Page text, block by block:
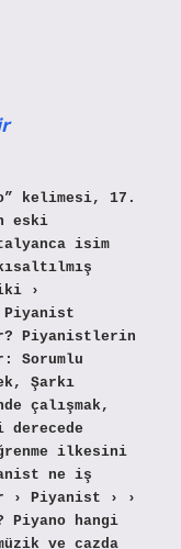
kelimesi, 17.
eski
isim
›
Piyanist
Piyanistlerin
Sorumlu
Şarkı
çalışmak,
derecede
ilkesini
ne iş
› Piyanist › ›
Piyano hangi
ve cazda